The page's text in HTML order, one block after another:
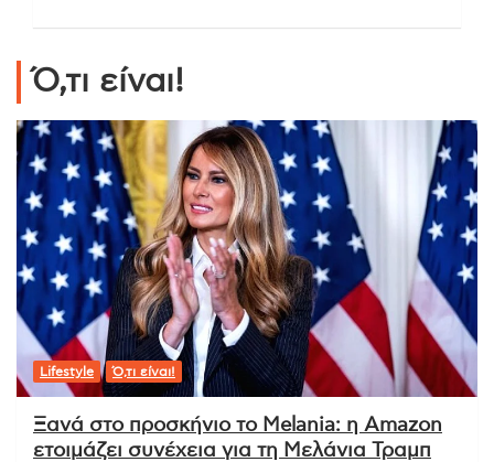
Ό,τι είναι!
Lifestyle Ό,τι είναι!
Ξανά στο προσκήνιο το Melania: η Amazon
ετοιμάζει συνέχεια για τη Μελάνια Τραμπ